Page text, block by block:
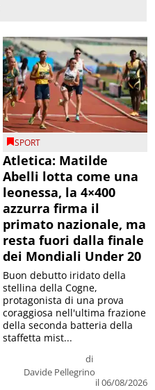
SPORT
Atletica: Matilde
Abelli lotta come una
leonessa, la 4×400
azzurra firma il
primato nazionale, ma
resta fuori dalla finale
dei Mondiali Under 20
di
Davide Pellegrino
il 06/08/2026
Buon debutto iridato della
stellina della Cogne,
protagonista di una prova
coraggiosa nell'ultima frazione
della seconda batteria della
staffetta mist...